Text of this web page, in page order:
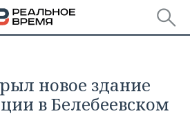
новое здание
в Белебеевском